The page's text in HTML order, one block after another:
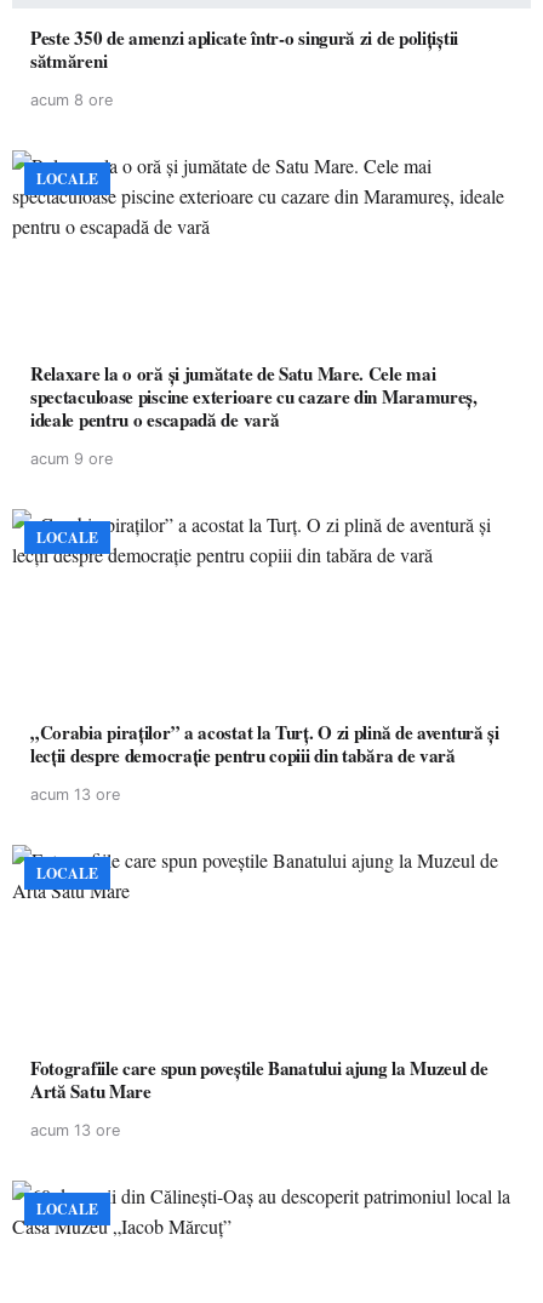
Peste 350 de amenzi aplicate într-o singură zi de polițiștii
sătmăreni
acum 8 ore
LOCALE
Relaxare la o oră și jumătate de Satu Mare. Cele mai
spectaculoase piscine exterioare cu cazare din Maramureș,
ideale pentru o escapadă de vară
acum 9 ore
LOCALE
„Corabia piraților” a acostat la Turț. O zi plină de aventură și
lecții despre democrație pentru copiii din tabăra de vară
acum 13 ore
LOCALE
Fotografiile care spun poveștile Banatului ajung la Muzeul de
Artă Satu Mare
acum 13 ore
LOCALE